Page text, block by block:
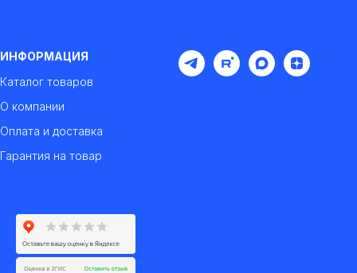
ИНФОРМАЦИЯ
Каталог товаров
О компании
Оплата и доставка
Гарантия на товар